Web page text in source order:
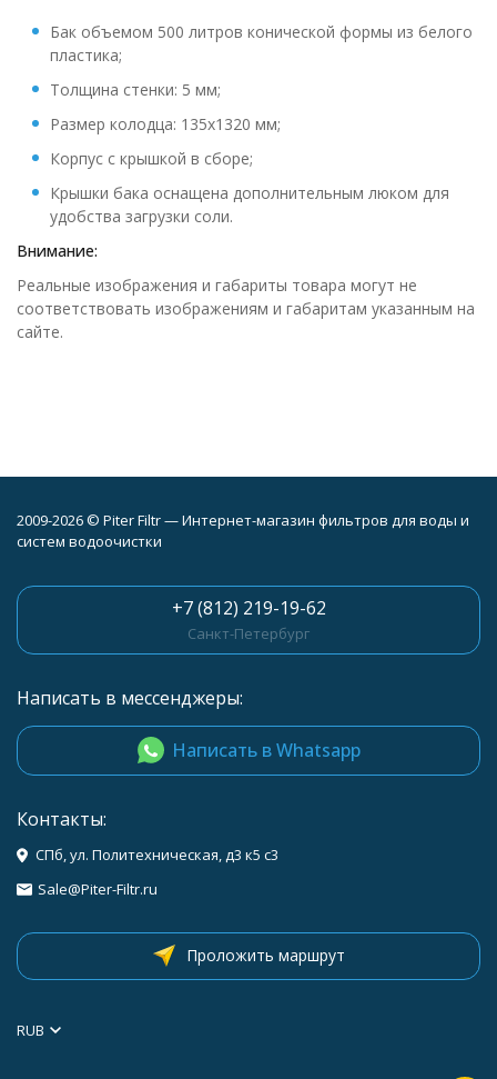
Бак объемом 500 литров конической формы из белого
пластика;
Толщина стенки: 5 мм;
Размер колодца: 135x1320 мм;
Корпус с крышкой в сборе;
Крышки бака оснащена дополнительным люком для
удобства загрузки соли.
Внимание:
Реальные изображения и габариты товара могут не
соответствовать изображениям и габаритам указанным на
сайте.
2009-2026 © Piter Filtr — Интернет-магазин фильтров для воды и
систем водоочистки
+7 (812) 219-19-62
Санкт-Петербург
Написать в мессенджеры:
Написать в Whatsapp
Контакты:
СПб, ул. Политехническая, д3 к5 с3
Sale@Piter-Filtr.ru
Проложить маршрут
RUB